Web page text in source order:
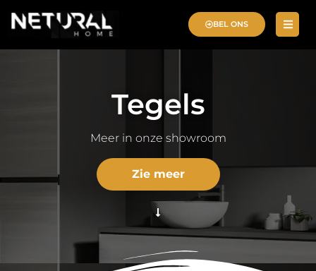
BEL ONS
Tegels
Meer in onze showroom
Zie meer